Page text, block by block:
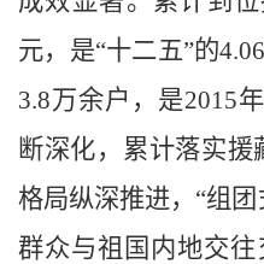
元，是“十二五”的4.06
3.8万余户，是2015
断深化，累计落实援
格局纵深推进，“组
群众与祖国内地交往